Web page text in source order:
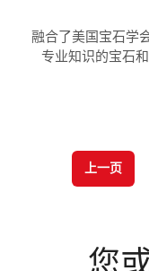
融合了美国宝石学
专业知识的宝石
上一页